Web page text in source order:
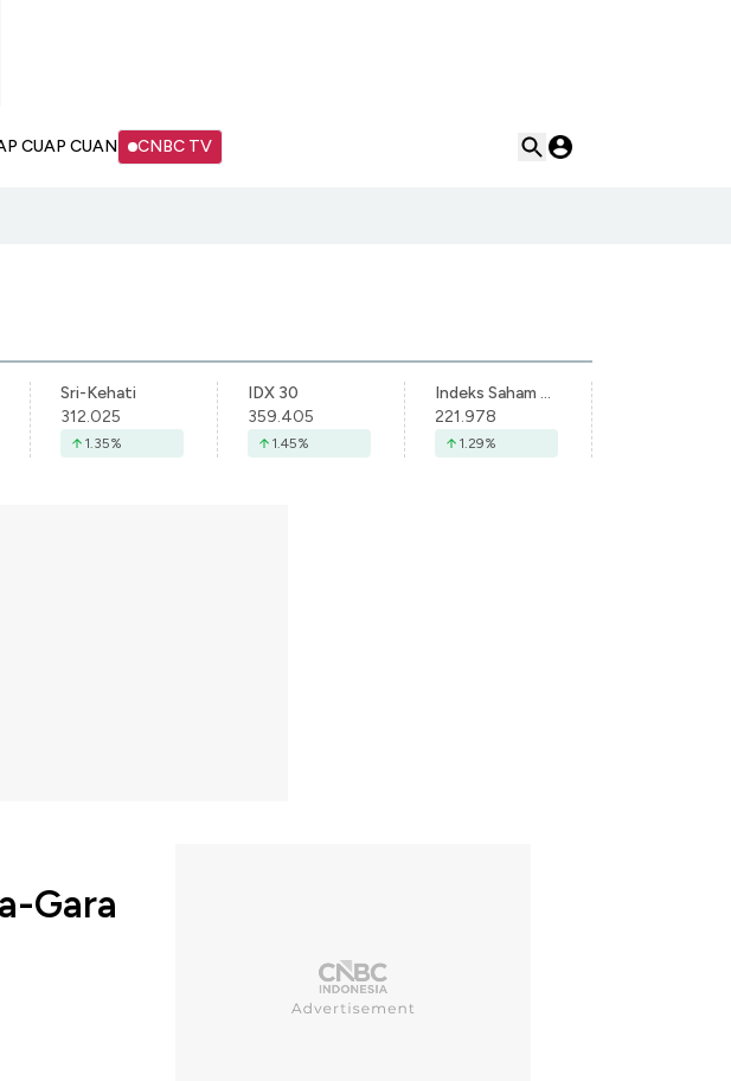
CUAP CUAN CNBC TV
Sri-Kehati
312.025
1.35%
IDX 30
359.405
1.45%
Indeks Saham Syariah Indonesia
221.978
1.29%
Gara